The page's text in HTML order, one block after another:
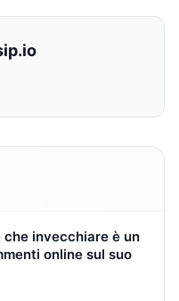
che invecchiare è un
online sul suo